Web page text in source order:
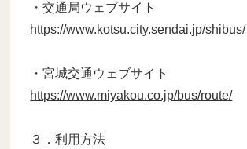
・交通局ウェブサイト
https://www.kotsu.city.sendai.jp/shibus/
・宮城交通ウェブサイト
https://www.miyakou.co.jp/bus/route/
３．利用方法